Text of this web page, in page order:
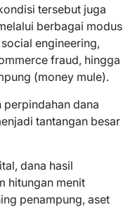
tersebut juga
berbagai modus
engineering,
fraud, hingga
(money mule).
dana
tantangan besar
dana hasil
hitungan menit
penampung, aset